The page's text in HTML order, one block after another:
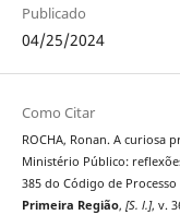
Publicado
04/25/2024
Como Citar
ROCHA, Ronan. A curiosa
Ministério Público:
385 do Código de Processo
Primeira Região, [S. l.], v.